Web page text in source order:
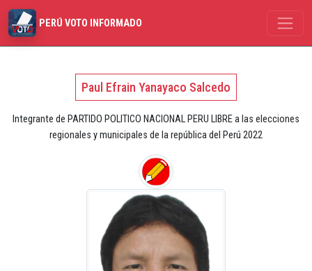
PERÚ VOTO INFORMADO
Paul Efrain Yanayaco Salcedo
Integrante de PARTIDO POLITICO NACIONAL PERU LIBRE a las elecciones
regionales y municipales de la república del Perú 2022